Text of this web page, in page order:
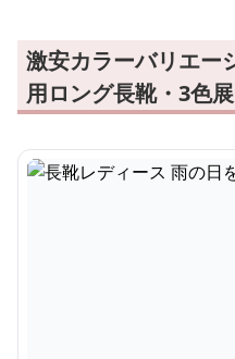
激安カラーバリエー
用ロング長靴・3色